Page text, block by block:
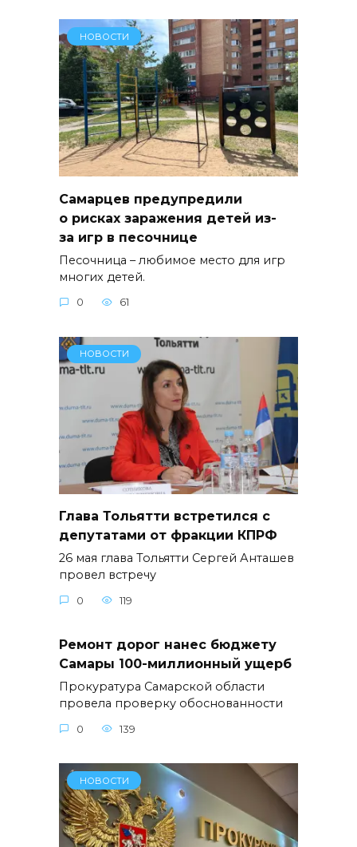
НОВОСТИ
Самарцев предупредили
о рисках заражения детей из-
за игр в песочнице
Песочница – любимое место для игр
многих детей.
0 61
НОВОСТИ
Глава Тольятти встретился с
депутатами от фракции КПРФ
26 мая глава Тольятти Сергей Анташев
провел встречу
0 119
Ремонт дорог нанес бюджету
Самары 100-миллионный ущерб
Прокуратура Самарской области
провела проверку обоснованности
0 139
НОВОСТИ